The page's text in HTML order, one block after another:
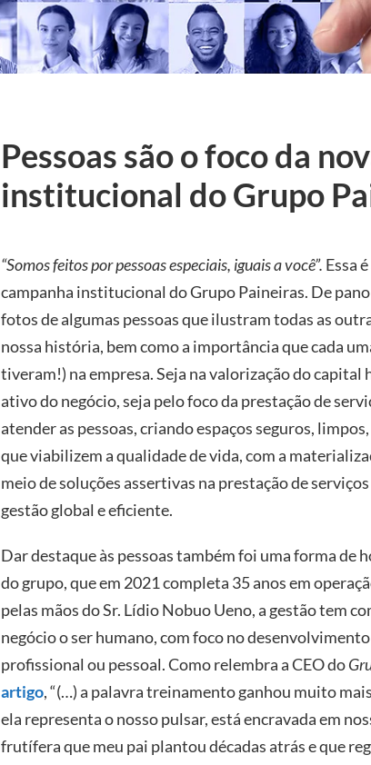
Pessoas são o foco da
institucional do Grupo
“Somos feitos por pessoas especiais, iguais a você”. Essa
campanha institucional do Grupo Paineiras. De
fotos de algumas pessoas que ilustram todas as
nossa história, bem como a importância que cada
tiveram!) na empresa. Seja na valorização do capital
ativo do negócio, seja pelo foco da prestação de
atender as pessoas, criando espaços seguros,
que viabilizem a qualidade de vida, com a
meio de soluções assertivas na prestação de
gestão global e eficiente.
Dar destaque às pessoas também foi uma forma de
do grupo, que em 2021 completa 35 anos em
pelas mãos do Sr. Lídio Nobuo Ueno, a gestão tem
negócio o ser humano, com foco no
profissional ou pessoal. Como relembra a CEO do
artigo, “(…) a palavra treinamento ganhou muito
ela representa o nosso pulsar, está encravada em
frutífera que meu pai plantou décadas atrás e que